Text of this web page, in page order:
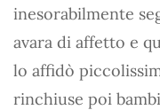
inesorabilmente
avara di affetto e
lo affidò
rinchiuse poi